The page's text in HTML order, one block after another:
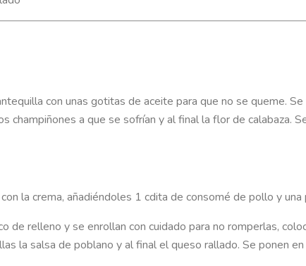
con unas gotitas de aceite para que no se queme.
champiñones a que se sofrían y al final la flor de
la crema, añadiéndoles 1 cdita de consomé de pollo y
de relleno y se enrollan con cuidado para no romperlas,
la salsa de poblano y al final el queso rallado. Se ponen